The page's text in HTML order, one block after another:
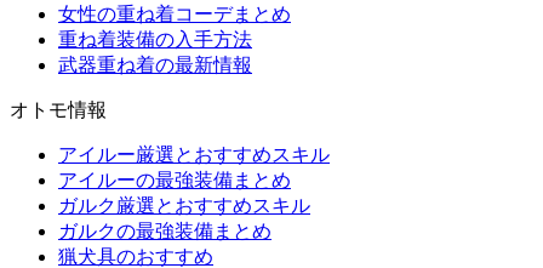
女性の重ね着コーデまとめ
重ね着装備の入手方法
武器重ね着の最新情報
オトモ情報
アイルー厳選とおすすめスキル
アイルーの最強装備まとめ
ガルク厳選とおすすめスキル
ガルクの最強装備まとめ
猟犬具のおすすめ